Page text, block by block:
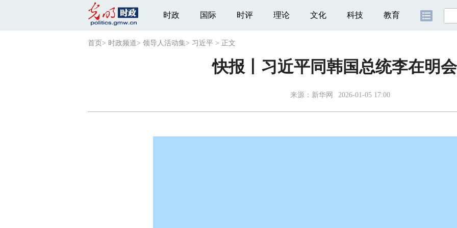
时政 国际 时评 理论 文化 科技 教育
首页 > 时政频道> 领导人活动集> 习近平 > 正文
快报丨习近平同韩国总统李在明
来源： 新华网 2026-01-05 17:00